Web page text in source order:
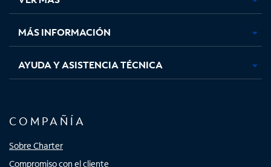
nuevanuevanuevanueva
MÁS INFORMACIÓN
AYUDA Y ASISTENCIA TÉCNICA
COMPAÑÍA
Sobre Charter
Compromiso con el cliente